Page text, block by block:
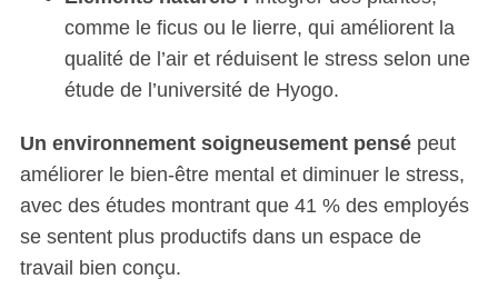
comme le ficus ou le lierre, qui améliorent la
qualité de l’air et réduisent le stress selon une
étude de l’université de Hyogo.
Un environnement soigneusement pensépeut
améliorer le bien-être mental et diminuer le stress,
avec des études montrant que 41 % des employés
se sentent plus productifs dans un espace de
travail bien conçu.
a
h
o
r